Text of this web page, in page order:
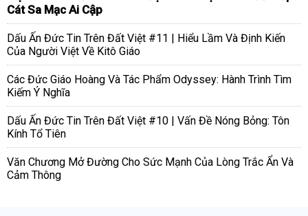
Cát Sa Mạc Ai Cập
Dấu Ấn Đức Tin Trên Đất Việt #11 | Hiểu Lầm Và Định Kiến
Của Người Việt Về Kitô Giáo
Các Đức Giáo Hoàng Và Tác Phẩm Odyssey: Hành Trình Tìm
Kiếm Ý Nghĩa
Dấu Ấn Đức Tin Trên Đất Việt #10 | Vấn Đề Nóng Bỏng: Tôn
Kính Tổ Tiên
Văn Chương Mở Đường Cho Sức Mạnh Của Lòng Trắc Ẩn Và
Cảm Thông